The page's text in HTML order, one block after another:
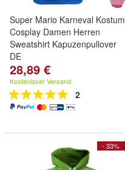
Super Mario Karneval Kostum
Cosplay Damen Herren
Sweatshirt Kapuzenpullover
DE
28,89 €
Kostenloser Versand
2
- 33%